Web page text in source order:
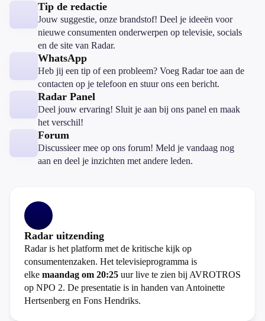
Tip de redactie
Jouw suggestie, onze brandstof! Deel je ideeën voor
nieuwe consumenten onderwerpen op televisie, socials
en de site van Radar.
WhatsApp
Heb jij een tip of een probleem? Voeg Radar toe aan de
contacten op je telefoon en stuur ons een bericht.
Radar Panel
Deel jouw ervaring! Sluit je aan bij ons panel en maak
het verschil!
Forum
Discussieer mee op ons forum! Meld je vandaag nog
aan en deel je inzichten met andere leden.
Radar uitzending
Radar is het platform met de kritische kijk op
consumentenzaken. Het televisieprogramma is
elke maandag om 20:25 uur live te zien bij AVROTROS
op NPO 2. De presentatie is in handen van Antoinette
Hertsenberg en Fons Hendriks.